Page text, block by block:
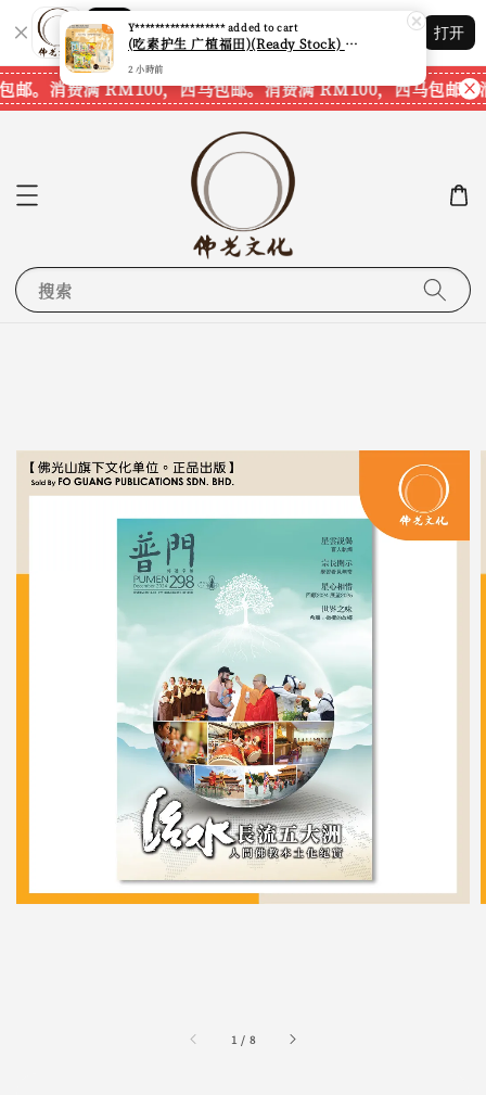
Shopping: 追踪您的订单
您信赖的商店
打开
。 消费满 RM100，西马包邮。消费满 RM100，西马包邮。
搜索
1 / 8